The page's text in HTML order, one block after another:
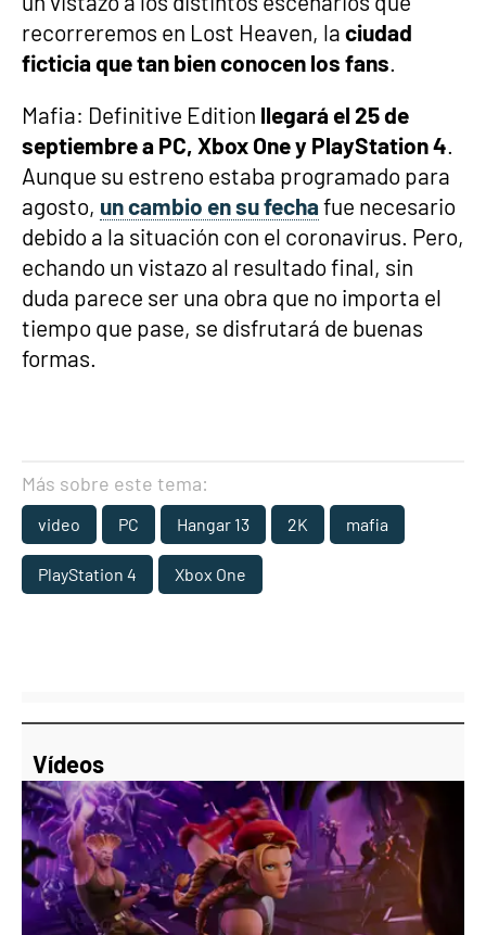
recorreremos en Lost Heaven, la ciudad
ficticia que tan bien conocen los fans
Mafia: Definitive Edition llegará el 25 de
septiembre a PC, Xbox One y PlayStation 4
Aunque su estreno estaba programado para
agosto, un cambio en su fecha fue necesario
debido a la situación con el coronavirus. Pero,
echando un vistazo al resultado final, sin
duda parece ser una obra que no importa el
tiempo que pase, se disfrutará de buenas
formas.
Más sobre este tema:
video PC Hangar 13 2K mafia
PlayStation 4 Xbox One
Vídeos